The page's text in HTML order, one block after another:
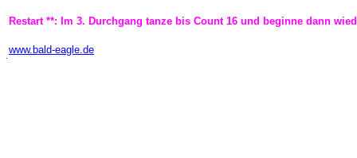
Restart **: Im 3. Durchgang tanze bis Count 16 und beginne dann
www.bald-eagle.de